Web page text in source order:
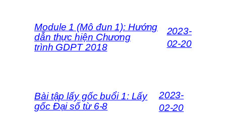
Module 1 (Mô đun 1): Hướng
dẫn thực hiện Chương
trình GDPT 2018
2023-
02-20
Bài tập lấy gốc buổi 1: Lấy
gốc Đại số từ 6-8
2023-
02-20